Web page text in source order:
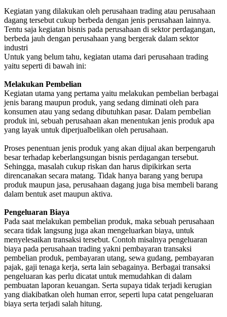
Kegiatan yang dilakukan oleh perusahaan trading atau perusahaan
dagang tersebut cukup berbeda dengan jenis perusahaan lainnya.
Tentu saja kegiatan bisnis pada perusahaan di sektor perdagangan,
berbeda jauh dengan perusahaan yang bergerak dalam sektor
industri
Untuk yang belum tahu, kegiatan utama dari perusahaan trading
yaitu seperti di bawah ini:
Melakukan Pembelian
Kegiatan utama yang pertama yaitu melakukan pembelian berbagai
jenis barang maupun produk, yang sedang diminati oleh para
konsumen atau yang sedang dibutuhkan pasar. Dalam pembelian
produk ini, sebuah perusahaan akan menentukan jenis produk apa
yang layak untuk diperjualbelikan oleh perusahaan.
Proses penentuan jenis produk yang akan dijual akan berpengaruh
besar terhadap keberlangsungan bisnis perdagangan tersebut.
Sehingga, masalah cukup riskan dan harus dipikirkan serta
direncanakan secara matang. Tidak hanya barang yang berupa
produk maupun jasa, perusahaan dagang juga bisa membeli barang
dalam bentuk aset maupun aktiva.
Pengeluaran Biaya
Pada saat melakukan pembelian produk, maka sebuah perusahaan
secara tidak langsung juga akan mengeluarkan biaya, untuk
menyelesaikan transaksi tersebut. Contoh misalnya pengeluaran
biaya pada perusahaan trading yakni pembayaran transaksi
pembelian produk, pembayaran utang, sewa gudang, pembayaran
pajak, gaji tenaga kerja, serta lain sebagainya. Berbagai transaksi
pengeluaran kas perlu dicatat untuk memudahkan di dalam
pembuatan laporan keuangan. Serta supaya tidak terjadi kerugian
yang diakibatkan oleh human error, seperti lupa catat pengeluaran
biaya serta terjadi salah hitung.